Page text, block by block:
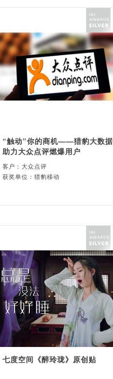
“触动”你的商机——猎豹大数据
助力大众点评燃爆用户
客户：大众点评
获奖单位：猎豹移动
七度空间《醉玲珑》原创贴